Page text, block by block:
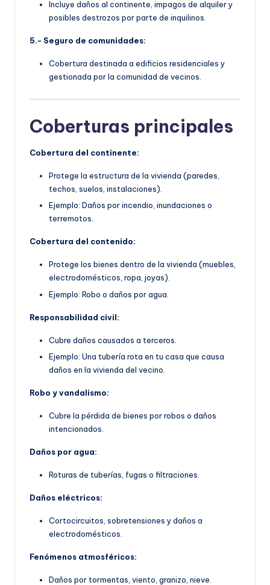
Incluye daños al continente, impagos de alquiler y
posibles destrozos por parte de inquilinos.
5.- Seguro de comunidades:
Cobertura destinada a edificios residenciales y
gestionada por la comunidad de vecinos.
Coberturas principales
Cobertura del continente:
Protege la estructura de la vivienda (paredes,
techos, suelos, instalaciones).
Ejemplo: Daños por incendio, inundaciones o
terremotos.
Cobertura del contenido:
Protege los bienes dentro de la vivienda (muebles,
electrodomésticos, ropa, joyas).
Ejemplo: Robo o daños por agua.
Responsabilidad civil:
Cubre daños causados a terceros.
Ejemplo: Una tubería rota en tu casa que causa
daños en la vivienda del vecino.
Robo y vandalismo:
Cubre la pérdida de bienes por robos o daños
intencionados.
Daños por agua:
Roturas de tuberías, fugas o filtraciones.
Daños eléctricos:
Cortocircuitos, sobretensiones y daños a
electrodomésticos.
Fenómenos atmosféricos:
Daños por tormentas, viento, granizo, nieve.